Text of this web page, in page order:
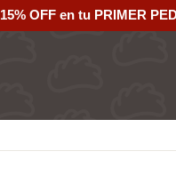
15% OFF en tu PRIMER